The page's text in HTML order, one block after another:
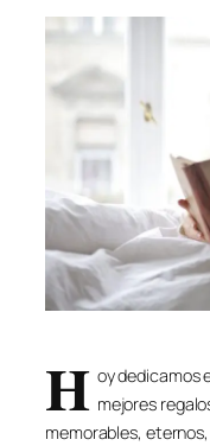
H oy dedicamos
mejores
memorables,